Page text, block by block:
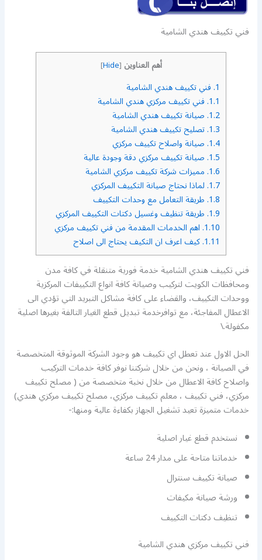
فني تكييف هندي الشامية
أهم العناوين [
Hide
]
1. فني تكييف هندي الشامية
1.1. فني تكييف مركزي هندي الشامية
1.2. صيانة تكييف هندي الشامية
1.3. تصليح تكييف هندي الشامية
1.4. صيانة واصلاح تكييف مركزي
1.5. صيانة تكييف مركزي دقة وجودة عالية
1.6. مميزات شركة تكييف مركزي الشامية
1.7. لماذا نحتاج صيانة التكييف المركزي
1.8. طريقة التعامل مع وحدات التكييف
1.9. طريقة تنظيف وغسيل دكتات التكييف المركزي
1.10. اهم الخدمات المقدمة من فني تكييف مركزي
1.11. كيف اعرف ان التكيف يحتاج الى اصلاح
فني تكييف هندي الشامية خدمة فورية متنقلة في كافة مدن
ومحافظات الكويت لتركيب وصيانة كافة انواع التكييفات المركزية
ووحدات التكييف، والقضاء على كافة مشاكل التبريد التي تؤدي الى
الاعطال المفاجئة، مع توافرخدمة تبديل قطع الغيار التالفة بغيرها اصلية
مكفولة.\
الحل الاول عند تعطل اي تكييف هو وجود الشركة الموثوقة المتخصصة
في الصيانة ، ونحن من خلال شركتنا نوفر كافة خدمات التركيب
واصلاح كافة الاعطال من خلال نخبة متخصصة من ( مصلح تكييف
مركزي، فني تكييف ، معلم تكييف مركزي، مصلح تكييف مركزي هندي)
خدمات متميزة تعيد تشغيل الجهاز بكفاءة عالية ومنها:-
نستخدم قطع غيار اصلية
خدماتنا متاحة على مدار 24 ساعة
صيانة تكييف سنترال
ورشة صيانة مكيفات
تنظيف دكتات التكييف
فني تكييف مركزي هندي الشامية